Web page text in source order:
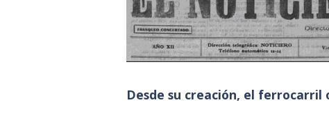
Desde su creación, el